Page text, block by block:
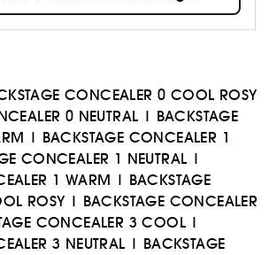
CONCEALER 0 COOL ROSY
0 NEUTRAL | BACKSTAGE
| BACKSTAGE CONCEALER 1
CONCEALER 1 NEUTRAL |
1 WARM | BACKSTAGE
ROSY | BACKSTAGE CONCEALER
CONCEALER 3 COOL |
3 NEUTRAL | BACKSTAGE